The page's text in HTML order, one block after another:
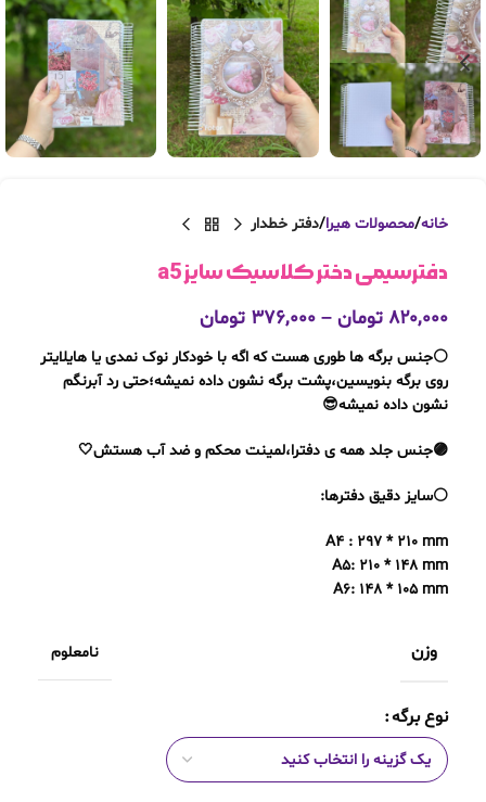
خانه محصولات هیرا دفتر خطدار
دفترسیمی دختر کلاسیک سایز a5
۸۲۰,۰۰۰ تومان – ۳۷۶,۰۰۰ تومان
⚪️جنس برگه ها طوری هست که اگه با خودکار نوک نمدی یا هایلایتر
روی برگه بنویسین،پشت برگه نشون داده نمیشه؛حتی رد آبرنگم
نشون داده نمیشه😎
🟣جنس جلد همه ی دفترا،لمینت محکم و ضد آب هستش🤍
⚪️سایز دقیق دفترها:
A4 : 297 * 210 mm
A5: 210 * 148 mm
A6: 148 * 105 mm
وزن نامعلوم
نوع برگه